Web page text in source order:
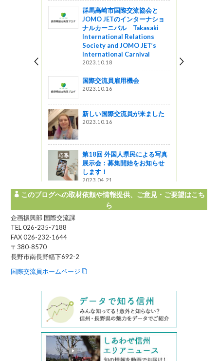
群馬高崎市国際交流協会と
JOMO JETのインターナショ
ナルカーニバル Takasaki
International Relations
Society and JOMO JET’s
International Carnival
2023.10.18
国際交流員雇用機会
2023.10.16
新しい国際交流員が来ました
2023.10.16
第18回 外国人県民による写真
展示会：募集開始をお知らせ
します！
2023.04.21
このブログへの取材依頼や情報提供、ご意見・ご要望はこち
ら
企画振興部 国際交流課
TEL 026-235-7188
FAX 026-232-1644
〒380-8570
長野市南長野幅下692-2
国際交流員ホームページ